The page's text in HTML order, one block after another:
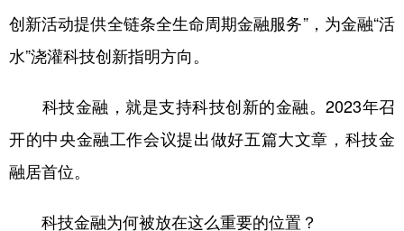
Deutsch Português
创新活动提供全链条全生命周期金融服务”，为金融“活
水”浇灌科技创新指明方向。
科技金融，就是支持科技创新的金融。2023年召
开的中央金融工作会议提出做好五篇大文章，科技金
融居首位。
科技金融为何被放在这么重要的位置？